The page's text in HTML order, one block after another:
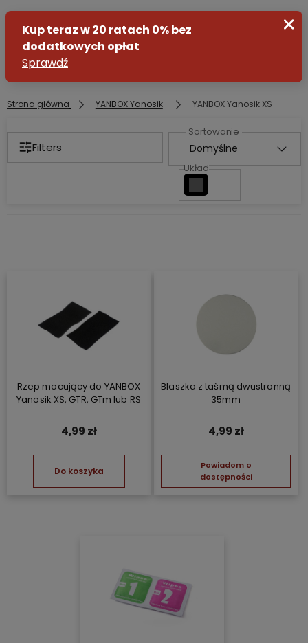
Strona główna YANBOX Yanosik YANBOX Yanosik XS
Filters
Układ
Rzep mocujący do YANBOX
Yanosik XS, GTR, GTm lub RS
4,99 zł
Do koszyka
Blaszka z taśmą dwustronną
35mm
4,99 zł
Powiadom o
dostępności